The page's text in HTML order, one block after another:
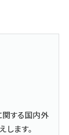
関する国内外
します。